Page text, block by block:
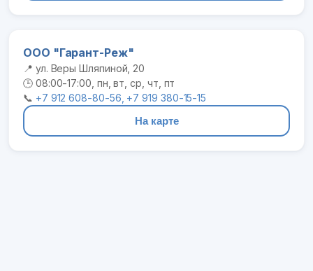
ООО "Гарант-Реж"
📍 ул. Веры Шляпиной, 20
🕒 08:00-17:00, пн, вт, ср, чт, пт
📞 +7 912 608-80-56, +7 919 380-15-15
На карте